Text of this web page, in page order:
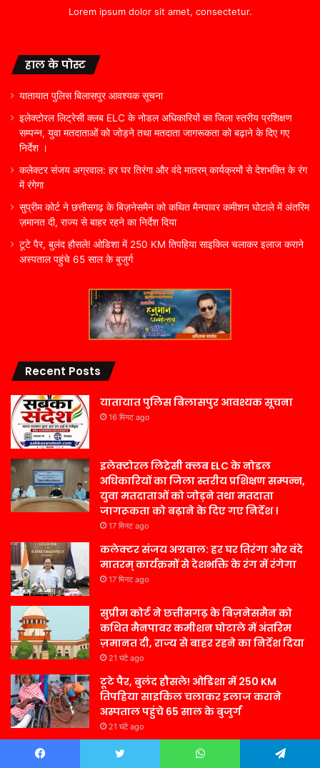
Lorem ipsum dolor sit amet, consectetur.
हाल के पोस्ट
यातायात पुलिस बिलासपुर आवश्यक सूचना
इलेक्टोरल लिट्रेसी क्लब ELC के नोडल अधिकारियों का जिला स्तरीय प्रशिक्षण
सम्पन्न, युवा मतदाताओं को जोड़ने तथा मतदाता जागरूकता को बढ़ाने के दिए गए
निर्देश ।
कलेक्टर संजय अग्रवाल: हर घर तिरंगा और वंदे मातरम् कार्यक्रमों से देशभक्ति के रंग
में रंगेगा
सुप्रीम कोर्ट ने छत्तीसगढ़ के बिज़नेसमैन को कथित मैनपावर कमीशन घोटाले में अंतरिम
ज़मानत दी, राज्य से बाहर रहने का निर्देश दिया
टूटे पैर, बुलंद हौसले! ओडिशा में 250 KM तिपहिया साइकिल चलाकर इलाज कराने
अस्पताल पहुंचे 65 साल के बुजुर्ग
Recent Posts
यातायात पुलिस बिलासपुर आवश्यक सूचना
16 मिनट ago
इलेक्टोरल लिट्रेसी क्लब ELC के नोडल
अधिकारियों का जिला स्तरीय प्रशिक्षण सम्पन्न,
युवा मतदाताओं को जोड़ने तथा मतदाता
जागरूकता को बढ़ाने के दिए गए निर्देश ।
17 मिनट ago
कलेक्टर संजय अग्रवाल: हर घर तिरंगा और वंदे
मातरम् कार्यक्रमों से देशभक्ति के रंग में रंगेगा
17 मिनट ago
सुप्रीम कोर्ट ने छत्तीसगढ़ के बिज़नेसमैन को
कथित मैनपावर कमीशन घोटाले में अंतरिम
ज़मानत दी, राज्य से बाहर रहने का निर्देश दिया
21 घंटे ago
टूटे पैर, बुलंद हौसले! ओडिशा में 250 KM
तिपहिया साइकिल चलाकर इलाज कराने
अस्पताल पहुंचे 65 साल के बुजुर्ग
21 घंटे ago
Contact Us –